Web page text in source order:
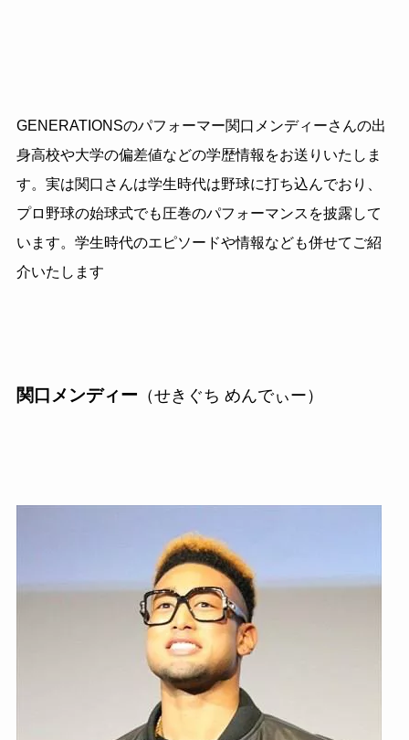
GENERATIONSのパフォーマー関口メンディーさんの出
身高校や大学の偏差値などの学歴情報をお送りいたしま
す。実は関口さんは学生時代は野球に打ち込んでおり、
プロ野球の始球式でも圧巻のパフォーマンスを披露して
います。学生時代のエピソードや情報なども併せてご紹
介いたします
関口メンディー （せきぐち めんでぃー）